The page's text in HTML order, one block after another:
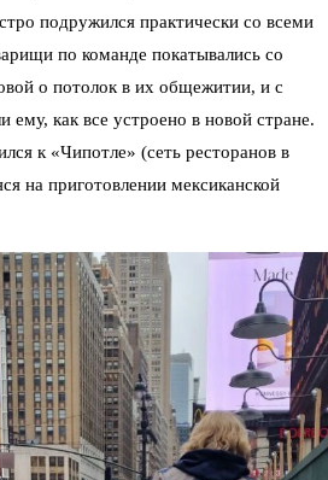
подружился практически со всеми
по команде покатывались со
о потолок в их общежитии, и с
ему, как все устроено в новой стране.
к «Чипотле» (сеть ресторанов в
на приготовлении мексиканской